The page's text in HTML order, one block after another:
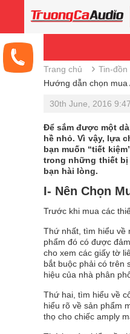
Trang chủ › Tin-đồn
Hướng dẫn chọn
30th June, 2016 9:47
Để sắm được một
hề nhỏ. Vì vậy, lựa
bạn muốn “tiết
trong những thiết bị
bạn hài lòng.
I- Nên Chọn
Trước khi mua các
Thứ nhất, tìm hiểu về
phẩm đó có được
cho xem các giấy tờ
bắt buộc phải có trên
hiệu của nhà phân
Thứ hai, tìm hiểu về
hiểu rõ về sản phẩm
thọ cho chiếc amply